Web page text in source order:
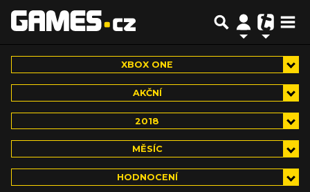
XBOX ONE
AKČNÍ
2018
MĚSÍC
HODNOCENÍ